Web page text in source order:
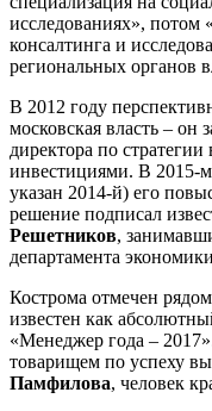
исследованиях», потом
консалтинга и
региональных органов
В 2012 году
московская власть – он
директора по
инвестициями. В 2015-м
указан 2014-й) его
решение подписал
Решетников,
департамента
Кострома отмечен
известен как
«Менеджер года –
товарищем по успеху
Памфилова, человек